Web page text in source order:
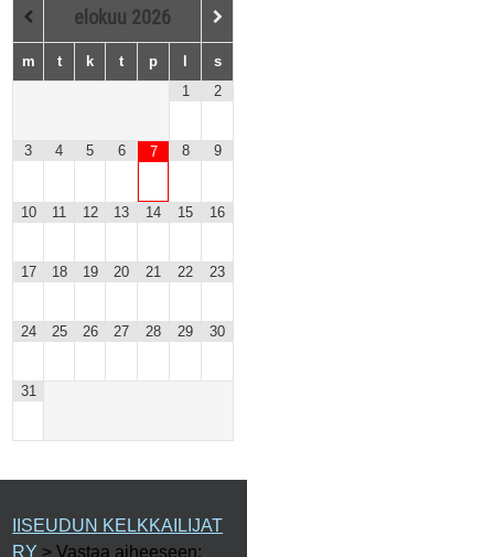
elokuu 2026
m t k t p
s
1
2
3 4 5 6 7 8 9
10 11 12 13 14 15 16
17 18 19 20 21 22 23
24 25 26 27 28 29 30
31
IISEUDUN KELKKAILIJAT
RY >Vastaa aiheeseen: